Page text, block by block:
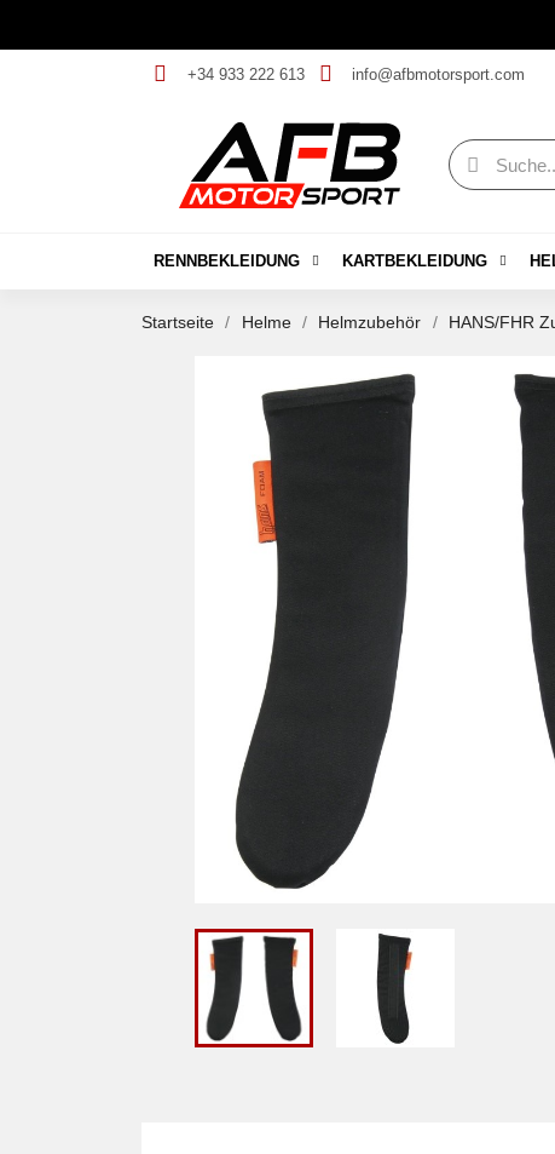
+34 933 222 613 info@afbmotorsport.com
RENNBEKLEIDUNG KARTBEKLEIDUNG
Startseite Helme Helmzubehör HANS/FHR